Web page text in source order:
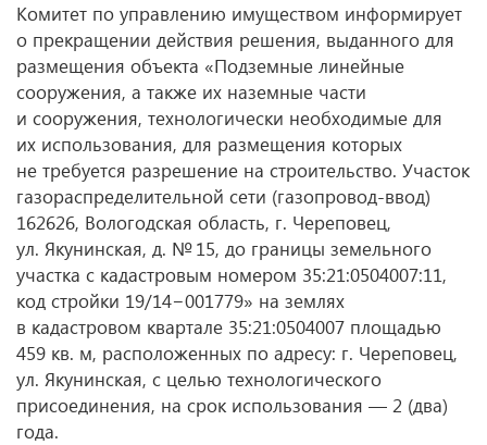
Комитет по управлению имуществом информирует
о прекращении действия решения, выданного для
размещения объекта «Подземные линейные
сооружения, а также их наземные части
и сооружения, технологически необходимые для
их использования, для размещения которых
не требуется разрешение на строительство. Участок
газораспределительной сети (газопровод-ввод)
162626, Вологодская область, г. Череповец,
ул. Якунинская, д. № 15, до границы земельного
участка с кадастровым номером 35:21:0504007:11,
код стройки 19/14−001779» на землях
в кадастровом квартале 35:21:0504007 площадью
459 кв. м, расположенных по адресу: г. Череповец,
ул. Якунинская, с целью технологического
присоединения, на срок использования — 2 (два)
года.